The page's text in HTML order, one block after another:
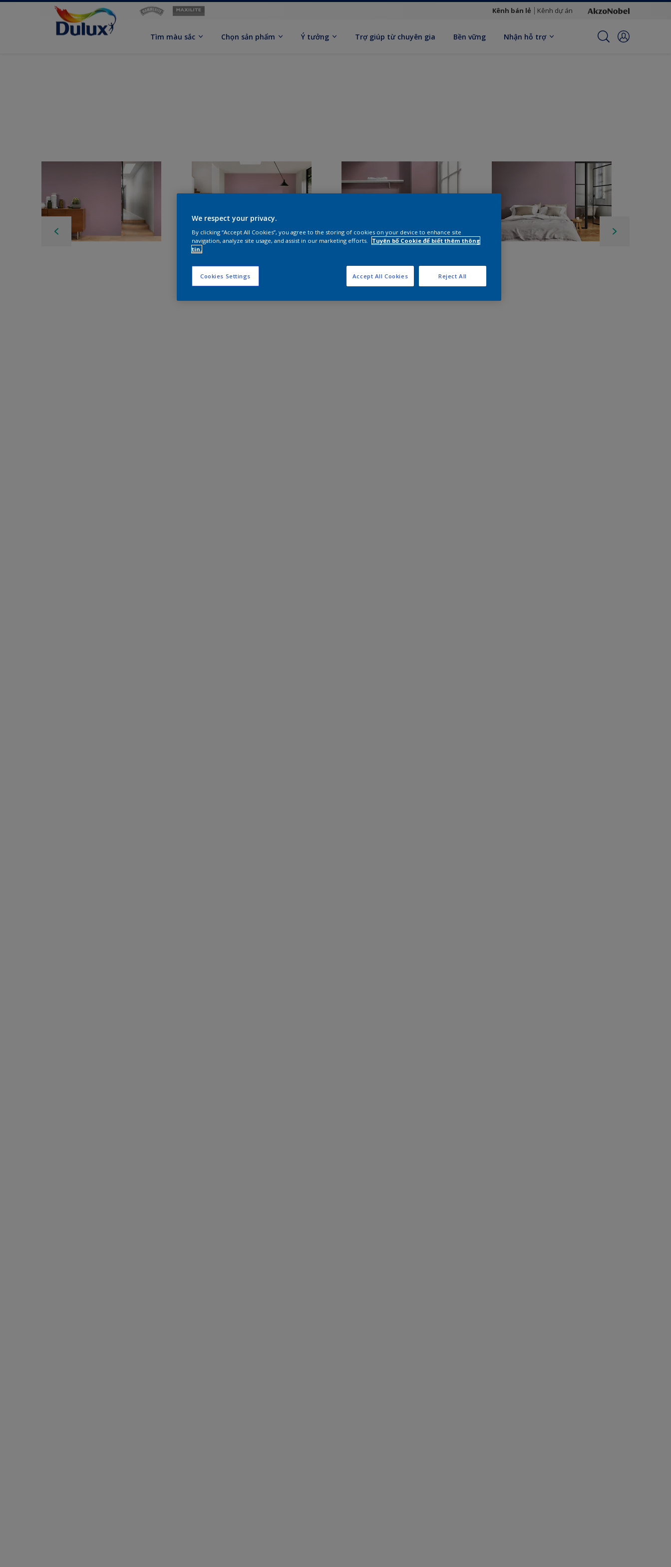
Kênh bán lẻ Kênh dự án
Tìm màu sắc Chọn sản phẩm Ý tưởng Trợ giúp từ chuyên gia Bền vững Nhận hỗ trợ
We respect your privacy.
By clicking “Accept All Cookies”, you agree to the storing of cookies on your device to enhance site
navigation, analyze site usage, and assist in our marketing efforts.
Tuyên bố Cookie để biết thêm thông
tin.
Cookies Settings Reject All
Accept All Cookies